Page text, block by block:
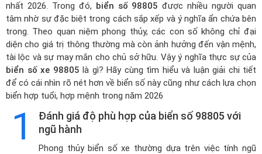
nhất 2026. Trong đó, biển số 98805 được nhiều người quan
tâm nhờ sự đặc biệt trong cách sắp xếp và ý nghĩa ẩn chứa bên
trong. Theo quan niệm phong thủy, các con số không chỉ đại
diện cho giá trị thông thường mà còn ảnh hưởng đến vận mệnh,
tài lộc và sự may mắn cho chủ sở hữu. Vậy ý nghĩa thực sự của
biển số xe 98805 là gì? Hãy cùng tìm hiểu và luận giải chi tiết
để có cái nhìn rõ nét hơn về biển số này cũng như cách lựa chọn
biển hợp tuổi, hợp mệnh trong năm 2026
1
Đánh giá độ phù hợp của biển số 98805 với
ngũ hành
Phong thủy biển số xe thường dựa trên việc tính ngũ